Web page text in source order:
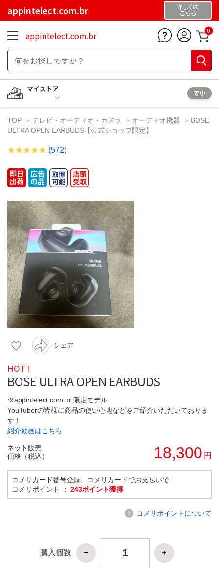
appintelect.com.br 詳しくは
こちら
appintelect.com.br 0
マイストア
変更
TOP テレビ・オーディオ・カメラ オーディオ機器
BOSE
ULTRA OPEN EARBUDS【公式ショップ限定】
(572)
シェア
HOT !
BOSE ULTRA OPEN EARBUDS
※appintelect.com.br 限定モデル
YouTuberの皆様に商品の使い心地などをご紹介いただいておりま
す！
紹介動画はこちら
ネット販売
価格（税込）
18,300 円
コメリカード番号登録、コメリカードでお支払いで
コメリポイント ： 243ポイント獲得
コメリポイントについて
購入個数